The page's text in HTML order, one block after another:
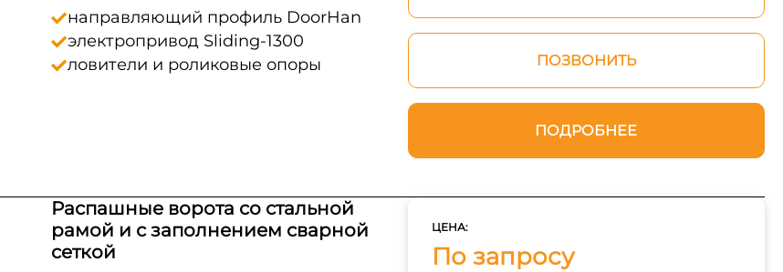
направляющий профиль DoorHan
электропривод Sliding-1300
ловители и роликовые опоры
ПОЗВОНИТЬ
ПОДРОБНЕЕ
Распашные ворота со стальной
рамой и с заполнением сварной
сеткой
ЦЕНА:
По запросу